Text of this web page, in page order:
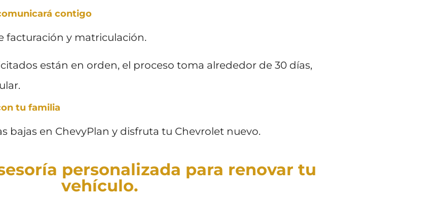
contigo
facturación y matriculación.
están en orden, el proceso toma alrededor de 30 días,
tu familia
bajas en ChevyPlan y disfruta tu Chevrolet nuevo.
personalizada para renovar tu
vehículo.